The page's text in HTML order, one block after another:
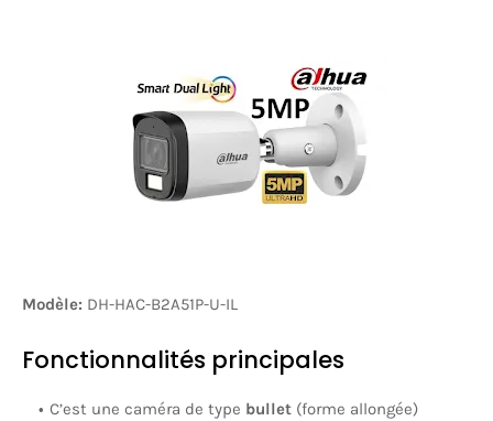
Modèle: DH-HAC-B2A51P-U-IL
Fonctionnalités principales
C’est une caméra de type bullet (forme allongée)